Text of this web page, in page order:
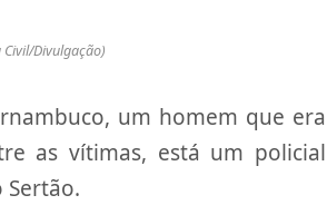
Civil/Divulgação)
um homem que era
as vítimas, está um policial
Sertão.